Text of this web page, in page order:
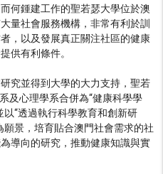
何鍾建工作的聖若瑟大學位於澳
量社會服務機構，非常有利於訓
，以及發展真正關注社區的健康
供有利條件。
究並得到大學的大力支持，聖若
及心理學系合併為“健康科學學
“透過執行科學教育和創新研
景，培育貼合澳門社會需求的社
導向的研究，推動健康知識與實